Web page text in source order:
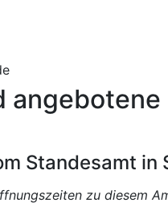
Standesamt in
zu diesem